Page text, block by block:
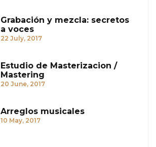
Grabación y mezcla: secretos
a voces
22 July, 2017
Estudio de Masterizacion /
Mastering
20 June, 2017
Arreglos musicales
10 May, 2017